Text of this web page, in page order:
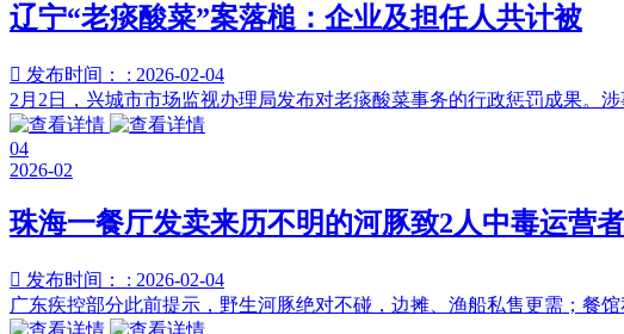
辽宁“老痰酸菜”案落槌：企业及担任人共计被
 发布时间： : 2026-02-04
2月2日，兴城市市场监视办理局发布对老痰酸菜事务的行政惩罚成果。
04
2026-02
珠海一餐厅发卖来历不明的河豚致2人中毒运营者
 发布时间： : 2026-02-04
广东疾控部分此前提示，野生河豚绝对不碰，边摊、渔船私售更需；餐